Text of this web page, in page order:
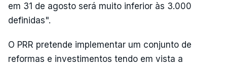
em 31 de agosto será muito inferior às 3.000
definidas".
O PRR pretende implementar um conjunto de
reformas e investimentos tendo em vista a